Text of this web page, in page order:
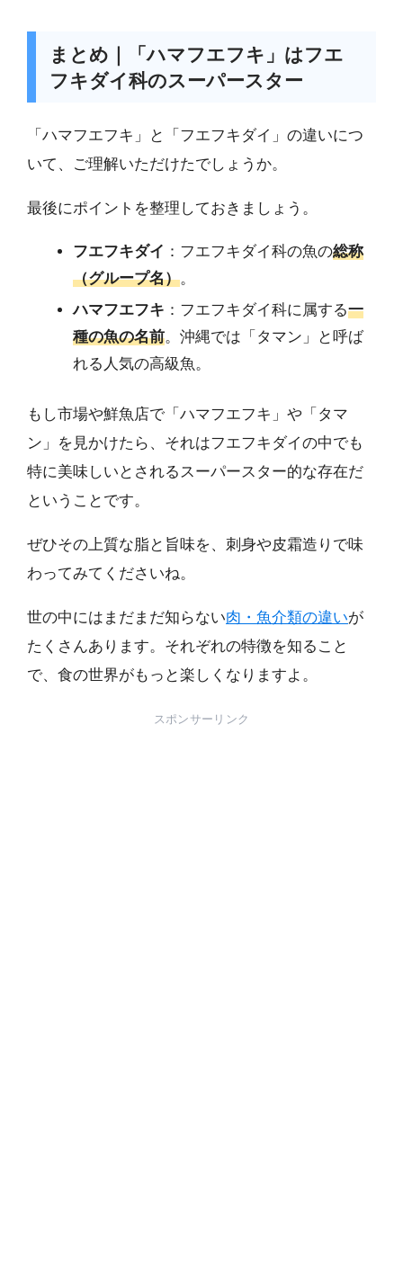
まとめ｜「ハマフエフキ」はフエ
フキダイ科のスーパースター
「ハマフエフキ」と「フエフキダイ」の違いにつ
いて、ご理解いただけたでしょうか。
最後にポイントを整理しておきましょう。
フエフキダイ ：フエフキダイ科の魚の総称
（グループ名）。
ハマフエフキ ：フエフキダイ科に属する一
種の魚の名前。沖縄では「タマン」と呼ば
れる人気の高級魚。
もし市場や鮮魚店で「ハマフエフキ」や「タマ
ン」を見かけたら、それはフエフキダイの中でも
特に美味しいとされるスーパースター的な存在だ
ということです。
ぜひその上質な脂と旨味を、刺身や皮霜造りで味
わってみてくださいね。
世の中にはまだまだ知らない肉・魚介類の違いが
たくさんあります。それぞれの特徴を知ること
で、食の世界がもっと楽しくなりますよ。
スポンサーリンク